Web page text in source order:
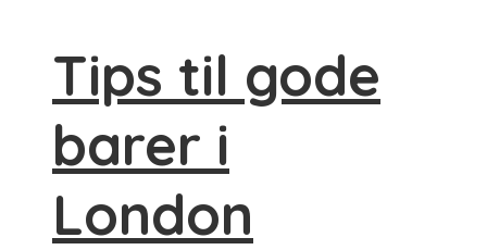
Tips til gode
barer i
London